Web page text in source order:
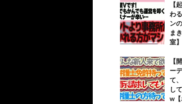
【
わ
ン
ま
室】
【
ー
て
し
w